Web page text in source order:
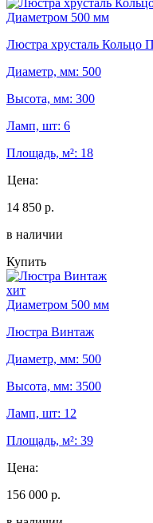
Диаметром 500 мм
Люстра хрусталь
Диаметр, мм: 500
Высота, мм: 300
Ламп, шт: 6
Площадь, м²: 18
Цена:
14 850 р.
в наличии
Купить
хит
Диаметром 500 мм
Люстра Винтаж
Диаметр, мм: 500
Высота, мм: 3500
Ламп, шт: 12
Площадь, м²: 39
Цена:
156 000 р.